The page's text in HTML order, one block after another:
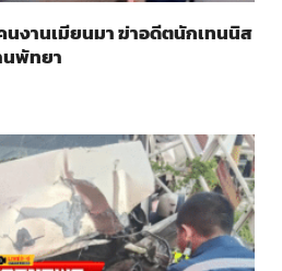
งานเมียนมา ฆ่าอดีตนักเทนนิส
พัทยา